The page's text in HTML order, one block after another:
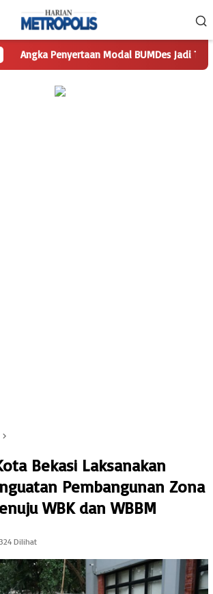
Penyertaan Modal BUMDes Jadi Tanda
Bekasi Laksanakan
Pembangunan Zona
WBK dan WBBM
324 Dilihat